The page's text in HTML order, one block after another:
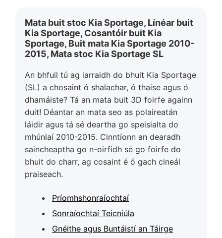
Mata buit stoc Kia Sportage, Línéar buit
Kia Sportage, Cosantóir buit Kia
Sportage, Buit mata Kia Sportage 2010-
2015, Mata stoc Kia Sportage SL
An bhfuil tú ag iarraidh do bhuit Kia Sportage
(SL) a chosaint ó shalachar, ó thaise agus ó
dhamáiste? Tá an mata buit 3D foirfe againn
duit! Déantar an mata seo as polaireatán
láidir agus tá sé deartha go speisialta do
mhúnlaí 2010-2015. Cinntíonn an dearadh
saincheaptha go n-oirfidh sé go foirfe do
bhuit do charr, ag cosaint é ó gach cineál
praiseach.
Príomhshonraíochtaí
Sonraíochtaí Teicniúla
Gnéithe agus Buntáistí an Táirge